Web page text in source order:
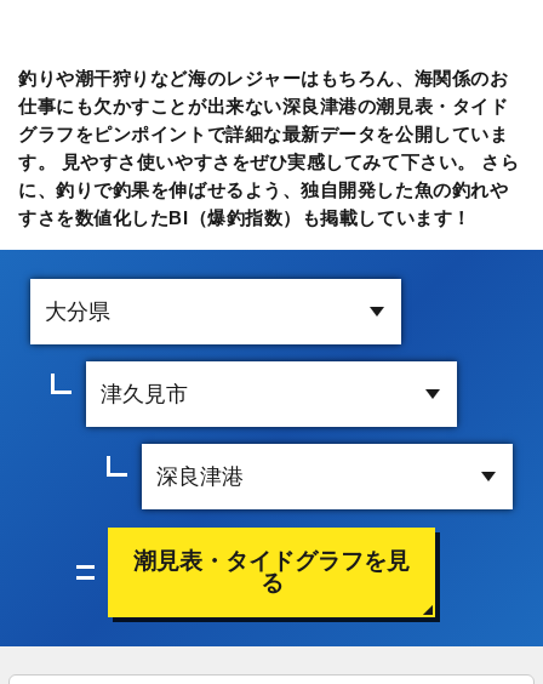
釣りや潮干狩りなど海のレジャーはもちろん、海関係のお
仕事にも欠かすことが出来ない深良津港の潮見表・タイド
グラフをピンポイントで詳細な最新データを公開していま
す。 見やすさ使いやすさをぜひ実感してみて下さい。 さら
に、釣りで釣果を伸ばせるよう、独自開発した魚の釣れや
すさを数値化したBI（爆釣指数）も掲載しています！
潮見表・タイドグラフを見
る